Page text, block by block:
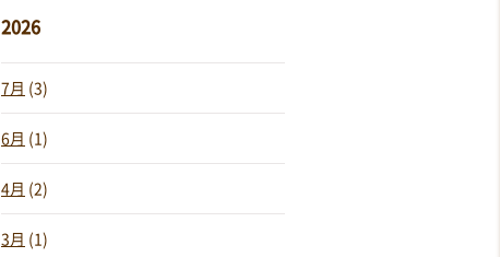
2026
7月 (3)
6月 (1)
4月 (2)
3月 (1)